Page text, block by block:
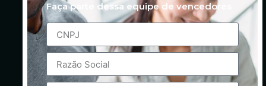
Faça parte dessa equipe de vencedores